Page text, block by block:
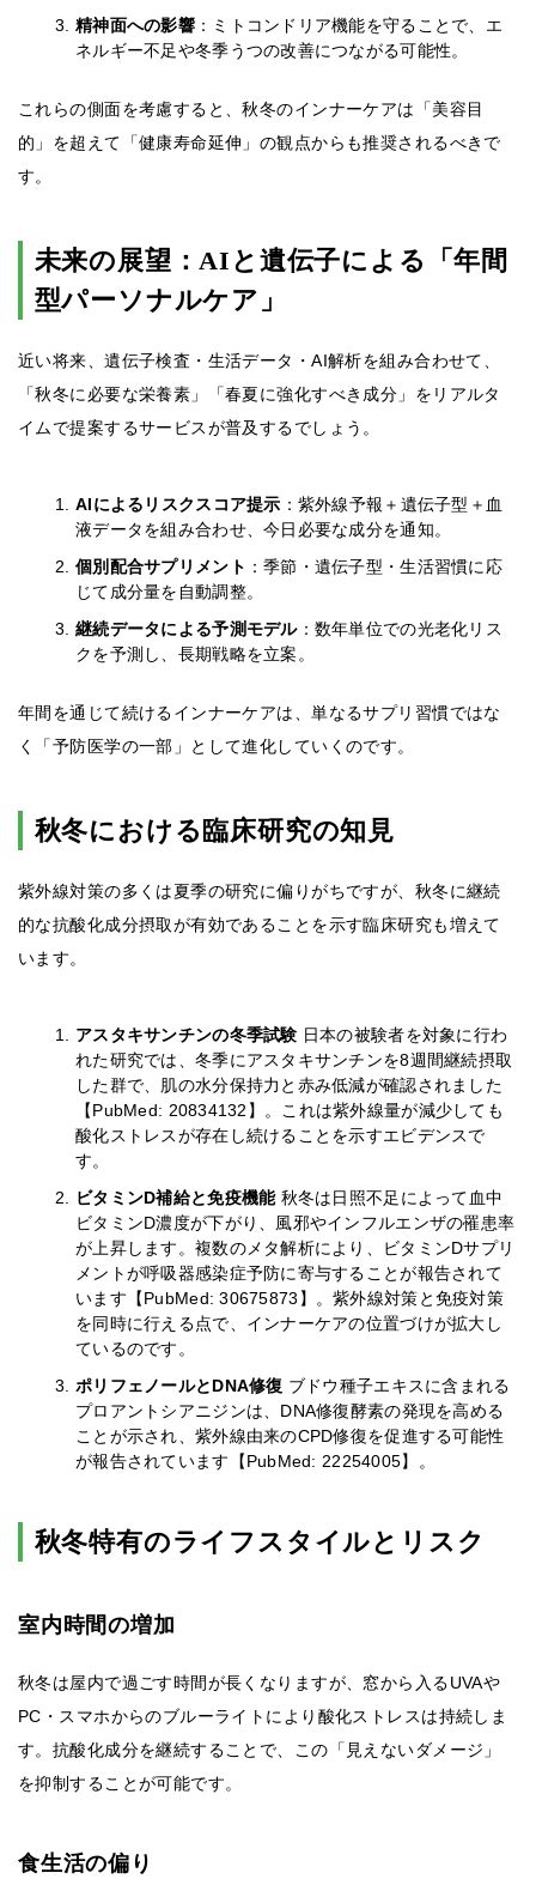
精神面への影響：ミトコンドリア機能を守ることで、エ
ネルギー不足や冬季うつの改善につながる可能性。
これらの側面を考慮すると、秋冬のインナーケアは「美容目
的」を超えて「健康寿命延伸」の観点からも推奨されるべきで
す。
未来の展望：AIと遺伝子による「年間
型パーソナルケア」
近い将来、遺伝子検査・生活データ・AI解析を組み合わせて、
「秋冬に必要な栄養素」「春夏に強化すべき成分」をリアルタ
イムで提案するサービスが普及するでしょう。
AIによるリスクスコア提示 ：紫外線予報＋遺伝子型＋血
液データを組み合わせ、今日必要な成分を通知。
個別配合サプリメント ：季節・遺伝子型・生活習慣に応
じて成分量を自動調整。
継続データによる予測モデル：数年単位での光老化リス
クを予測し、長期戦略を立案。
年間を通じて続けるインナーケアは、単なるサプリ習慣ではな
く「予防医学の一部」として進化していくのです。
秋冬における臨床研究の知見
紫外線対策の多くは夏季の研究に偏りがちですが、秋冬に継続
的な抗酸化成分摂取が有効であることを示す臨床研究も増えて
います。
アスタキサンチンの冬季試験 日本の被験者を対象に行わ
れた研究では、冬季にアスタキサンチンを8週間継続摂取
した群で、肌の水分保持力と赤み低減が確認されました
【PubMed: 20834132】。これは紫外線量が減少しても
酸化ストレスが存在し続けることを示すエビデンスで
す。
ビタミンD補給と免疫機能 秋冬は日照不足によって血中
ビタミンD濃度が下がり、風邪やインフルエンザの罹患率
が上昇します。複数のメタ解析により、ビタミンDサプリ
メントが呼吸器感染症予防に寄与することが報告されて
います【PubMed: 30675873】。紫外線対策と免疫対策
を同時に行える点で、インナーケアの位置づけが拡大し
ているのです。
ポリフェノールとDNA修復 ブドウ種子エキスに含まれる
プロアントシアニジンは、DNA修復酵素の発現を高める
ことが示され、紫外線由来のCPD修復を促進する可能性
が報告されています【PubMed: 22254005】。
秋冬特有のライフスタイルとリスク
室内時間の増加
秋冬は屋内で過ごす時間が長くなりますが、窓から入るUVAや
PC・スマホからのブルーライトにより酸化ストレスは持続しま
す。抗酸化成分を継続することで、この「見えないダメージ」
を抑制することが可能です。
食生活の偏り